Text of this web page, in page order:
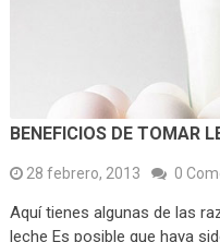
BENEFICIOS DE TOMAR
28 febrero, 2013 0
Aquí tienes algunas de las
leche Es posible que haya